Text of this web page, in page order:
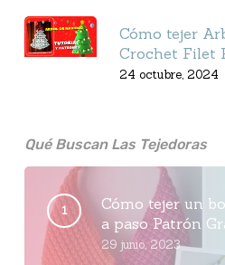
Cómo tejer
Crochet Filet
24 octubre, 2024
Qué Buscan Las Tejedoras
Cómo tejer un
a paso Patrón
29 junio, 2023